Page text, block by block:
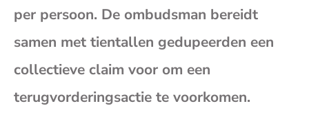
per persoon. De ombudsman bereidt
samen met tientallen gedupeerden een
collectieve claim voor om een
terugvorderingsactie te voorkomen.